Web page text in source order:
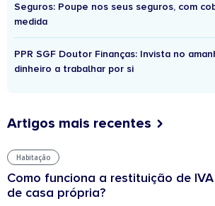
Seguros: Poupe nos seus seguros, com
medida
PPR SGF Doutor Finanças: Invista no
dinheiro a trabalhar por si
Artigos mais recentes
Habitação
Como funciona a restituição de
de casa própria?